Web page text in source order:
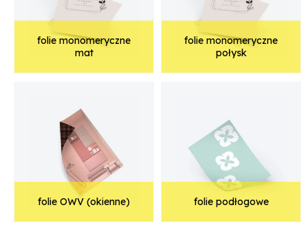
folie monomeryczne
mat
folie monomeryczne
połysk
folie OWV (okienne) folie podłogowe